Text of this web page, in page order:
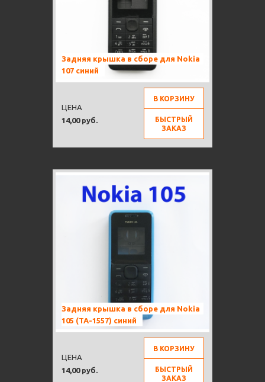
Задняя крышка в сборе для Nokia
107 синий
14,00 руб.
ЦЕНА
В КОРЗИНУ
БЫСТРЫЙ
ЗАКАЗ
Задняя крышка в сборе для Nokia
105 (TA-1557) синий
14,00 руб.
ЦЕНА
В КОРЗИНУ
БЫСТРЫЙ
ЗАКАЗ